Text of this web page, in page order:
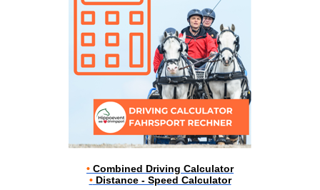
• Combined Driving Calculator
•Distance - Speed Calculator